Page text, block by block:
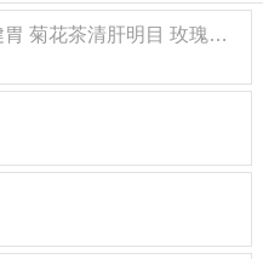
秋季饮茶 花茶醒脾健胃 菊花茶清肝明目 玫瑰花茶美容养颜